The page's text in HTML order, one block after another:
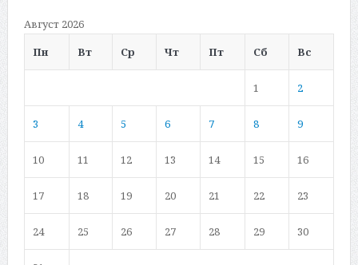
Август 2026
Пн
Вт Ср Чт Пт Сб Вс
1 2
3 4 5 6 7 8 9
10 11 12 13 14 15 16
17 18 19 20 21 22 23
24 25 26 27 28 29 30